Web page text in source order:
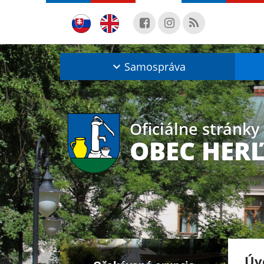
Samospráva
Oficiálne stránky
OBEC